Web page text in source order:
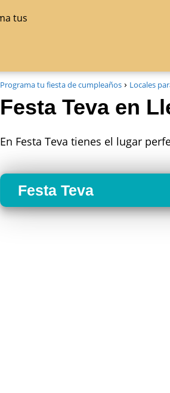
Programa tu fiesta de cumpleaños Locales
Festa Teva en
En Festa Teva tienes el lugar
Festa Teva